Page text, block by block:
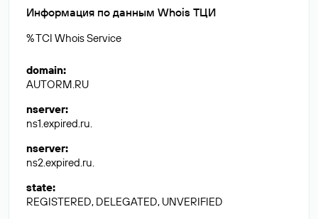
Информация по данным Whois ТЦИ
% TCI Whois Service
domain:
AUTORM.RU
nserver:
ns1.expired.ru.
nserver:
ns2.expired.ru.
state:
REGISTERED, DELEGATED, UNVERIFIED